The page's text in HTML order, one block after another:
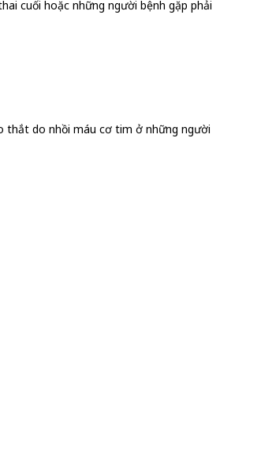
cuối hoặc những người bệnh gặp phải
thắt do nhồi máu cơ tim ở những người